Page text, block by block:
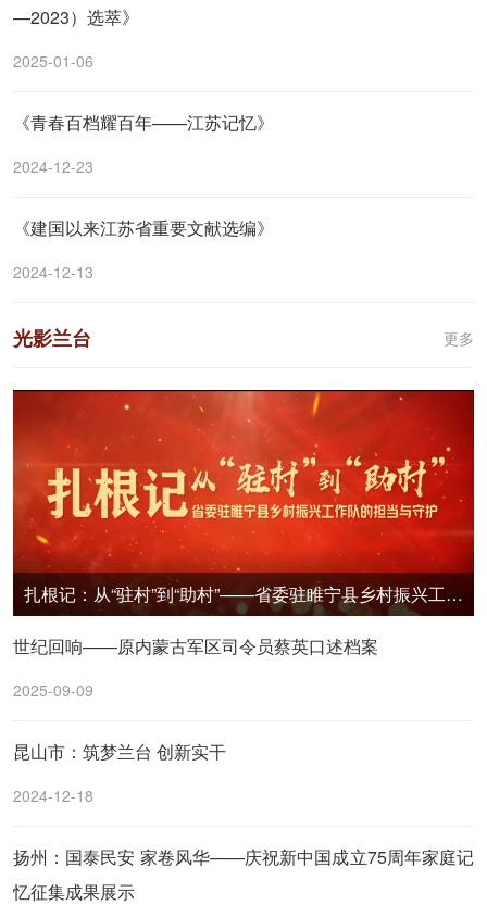
—2023）选萃》
2025-01-06
《青春百档耀百年——江苏记忆》
2024-12-23
《建国以来江苏省重要文献选编》
2024-12-13
光影兰台 更多
扎根记：从“驻村”到“助村”——省委驻睢宁县乡村振兴工作队的担当与守护
世纪回响——原内蒙古军区司令员蔡英口述档案
2025-09-09
昆山市：筑梦兰台 创新实干
2024-12-18
扬州：国泰民安 家卷风华——庆祝新中国成立75周年家庭记
忆征集成果展示